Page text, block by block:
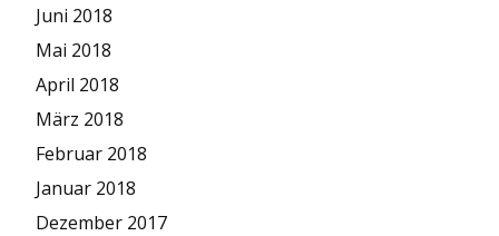
Juni 2018
Mai 2018
April 2018
März 2018
Februar 2018
Januar 2018
Dezember 2017